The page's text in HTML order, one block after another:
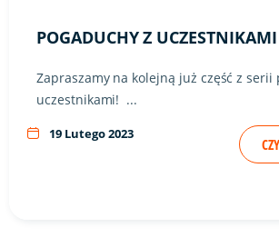
POGADUCHY Z UCZESTNIKAMI
Zapraszamy na kolejną już część z serii
uczestnikami! ...
19 Lutego 2023